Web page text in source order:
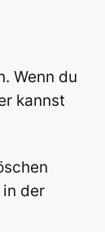
Wenn du
kannst
der